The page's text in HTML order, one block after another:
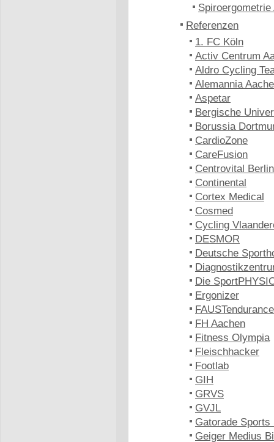
Spiroergometrie
Referenzen
1. FC Köln
Activ Centrum
Aldro Cycling
Alemannia
Aspetar
Bergische
Borussia
CardioZone
CareFusion
Centrovital Berlin
Continental
Cortex Medical
Cosmed
Cycling
DESMOR
Deutsche
Die
Ergonizer
FAUSTendurance
FH Aachen
Fitness Olympia
Fleischhacker
Footlab
GIH
GRVS
GVJL
Gatorade
Geiger Medius